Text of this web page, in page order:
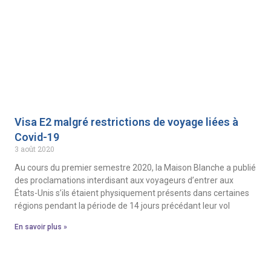
Visa E2 malgré restrictions de voyage liées à
Covid-19
3 août 2020
Au cours du premier semestre 2020, la Maison Blanche a publié
des proclamations interdisant aux voyageurs d’entrer aux
États-Unis s’ils étaient physiquement présents dans certaines
régions pendant la période de 14 jours précédant leur vol
En savoir plus »